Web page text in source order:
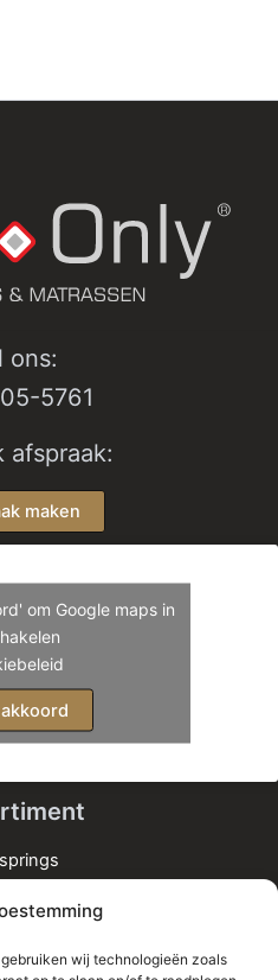
wij technologieën zoals
ons:
5761
afspraak:
maken
om Google maps in